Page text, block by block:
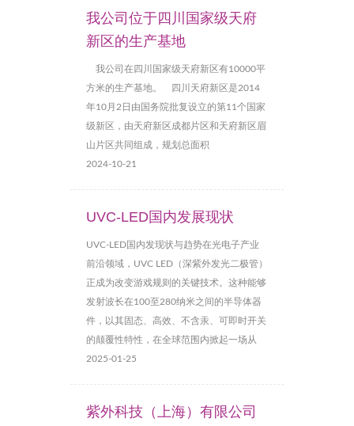
我公司位于四川国家级天府
新区的生产基地
我公司在四川国家级天府新区有10000平
方米的生产基地。 四川天府新区是2014
年10月2日由国务院批复设立的第11个国家
级新区，由天府新区成都片区和天府新区眉
山片区共同组成，规划总面积
2024-10-21
UVC-LED国内发展现状
UVC-LED国内发现状与趋势在光电子产业
前沿领域，UVC LED（深紫外发光二极管）
正成为改变游戏规则的关键技术。这种能够
发射波长在100至280纳米之间的半导体器
件，以其固态、高效、不含汞、可即时开关
的颠覆性特性，在全球范围内掀起一场从
2025-01-25
紫外科技（上海）有限公司